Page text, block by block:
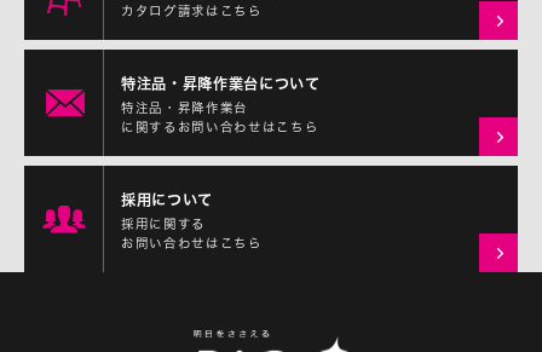
カタログ請求はこちら
特注品・昇降作業台について
特注品・昇降作業台
に関するお問い合わせはこちら
採用について
採用に関する
お問い合わせはこちら